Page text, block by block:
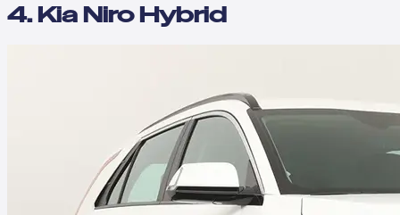
4. Kia Niro Hybrid